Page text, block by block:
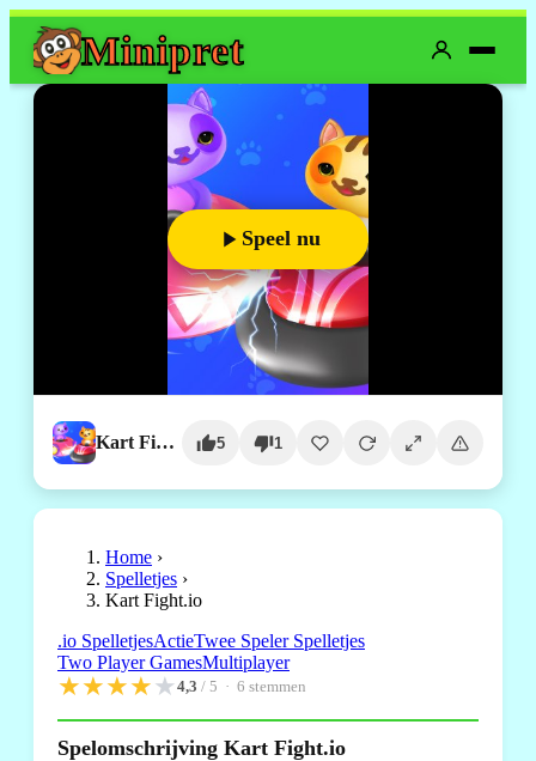
Minipret
Speel nu
Kart Fight.io 5 1
Home ›
Spelletjes ›
Kart Fight.io
.io SpelletjesActieTwee Speler Spelletjes
Two Player GamesMultiplayer
★★★★★4,3 / 5 · 6 stemmen
Spelomschrijving Kart Fight.io